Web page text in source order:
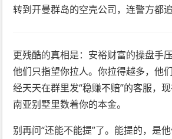
转到开曼群岛的空壳公司，连警方都追
更残酷的真相是：安裕财富的操盘手
他们只指望你拉人。你拉得越多，他
经天天在群里发“稳赚不赔”的客服，
南亚别墅里数着你的本金。
别再问“还能不能提”了。能提的，是他